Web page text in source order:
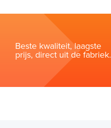
Beste kwaliteit, laagste
prijs, direct uit de fabriek.